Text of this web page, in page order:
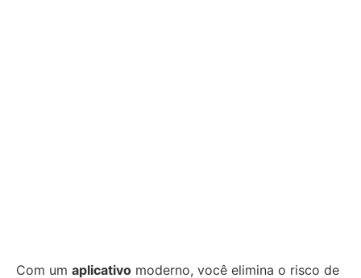
Com um aplicativo moderno, você elimina o risco de